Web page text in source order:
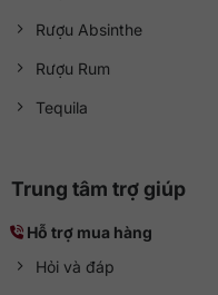
Rượu Absinthe
Rượu Rum
Tequila
Trung tâm trợ giúp
Hỗ trợ mua hàng
Hỏi và đáp